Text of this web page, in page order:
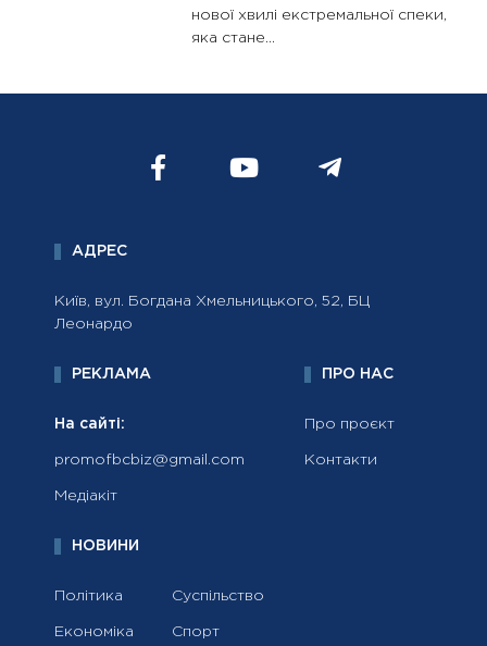
нової хвилі екстремальної спеки,
яка стане...
АДРЕС
Київ, вул. Богдана Хмельницького, 52, БЦ
Леонардо
РЕКЛАМА
На сайті:
promofbcbiz@gmail.com
Медіакіт
ПРО НАС
Про проєкт
Контакти
НОВИНИ
Політика
Економіка
Суспільство
Спорт